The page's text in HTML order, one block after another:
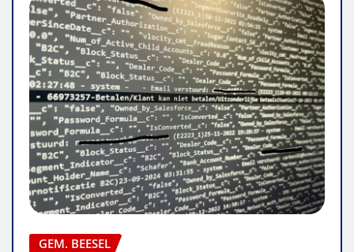
GEM. BEESEL